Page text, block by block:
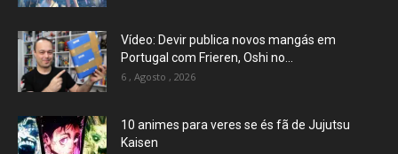
Vídeo: Devir publica novos mangás em
Portugal com Frieren, Oshi no...
6 , Agosto , 2026
10 animes para veres se és fã de Jujutsu
Kaisen